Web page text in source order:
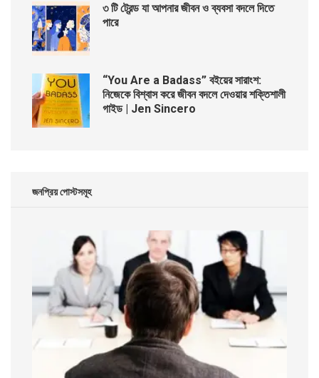
৩ টি ট্রেন্ড যা আপনার জীবন ও ব্যবসা বদলে দিতে
পারে
“You Are a Badass” বইয়ের সারাংশ:
নিজেকে বিশ্বাস করে জীবন বদলে দেওয়ার শক্তিশালী
গাইড | Jen Sincero
জনপ্রিয় পোস্টসমূহ